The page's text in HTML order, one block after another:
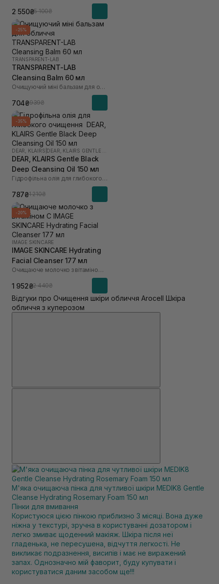
2 550₴5 100₴
-25%
TRANSPARENT-LAB
TRANSPARENT-LAB
Cleansing Balm 60 мл
Очищуючий міні бальзам для обличчя
704₴939₴
-35%
DEAR, KLAIRS
DEAR, KLAIRS Gentle Black
Deep Cleansing Oil 150 мл
Гідрофільна олія для глибокого очищення
787₴1 210₴
-20%
IMAGE SKINCARE
IMAGE SKINCARE Hydrating
Facial Cleanser 177 мл
Очищаюче молочко з вітаміном С
1 952₴2 440₴
Відгуки про Очищення шкіри обличчя Arocell Шкіра
обличчя з куперозом
М'яка очищаюча пінка для чутливої ​​шкіри MEDIK8 Gentle
Cleanse Hydrating Rosemary Foam 150 мл
Пінки для вмивання
Користуюся цією пінкою приблизно 3 місяці. Вона дуже
ніжна у текстурі, зручна в користуванні дозатором і
легко змиває щоденний макіяж. Шкіра після неї
гладенька, не пересушена, відчуття легкості. Не
викликає подразнення, висипів і має не виражений
запах. Однозначно мій фаворит, буду купувати і
користуватися даним засобом ще!!!